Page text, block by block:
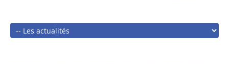
Main